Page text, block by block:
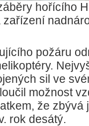
hořícího
zařízení
požáru
sil ve
možnost
že zbývá
rok desátý.